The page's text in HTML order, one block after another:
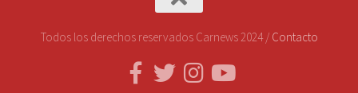
Todos los derechos reservados Carnews 2024 / Contacto